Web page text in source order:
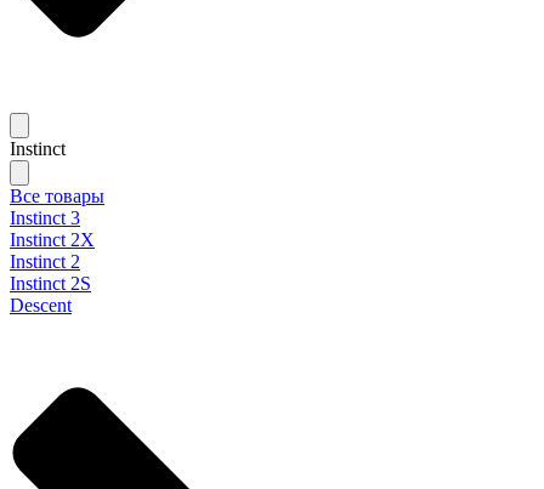
Instinct
Все товары
Instinct 3
Instinct 2X
Instinct 2
Instinct 2S
Descent